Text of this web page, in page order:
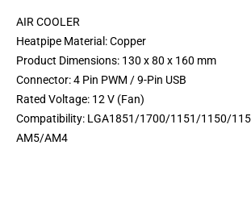
AIR COOLER
Heatpipe Material: Copper
Product Dimensions: 130 x 80 x 160 mm
Connector: 4 Pin PWM / 9-Pin USB
Rated Voltage: 12 V (Fan)
Compatibility: LGA1851/1700/1151/1150/
AM5/AM4